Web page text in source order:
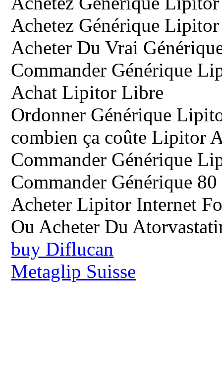
Achetez Générique
Acheter Du Vrai
Commander Générique
Achat Lipitor Libre
Ordonner Générique
combien ça coûte Lipitor
Commander Générique
Commander Générique
Acheter Lipitor Internet
Ou Acheter Du
buy Diflucan
Metaglip Suisse